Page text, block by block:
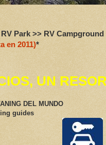
Park >> RV
en 2011)*
UN
DEL MUNDO
guides